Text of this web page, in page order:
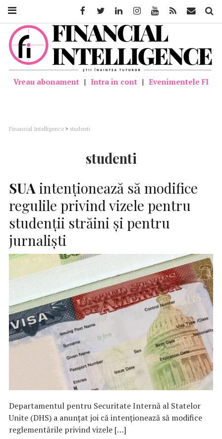
Vreau abonament | Intra in cont | Evenimentele FI
Financial Intelligence > studenti
studenti
SUA intenţionează să modifice
regulile privind vizele pentru
studenţii străini şi pentru
jurnalişti
Departamentul pentru Securitate Internă al Statelor
Unite (DHS) a anunţat joi că intenţionează să modifice
reglementările privind vizele […]
FacebookTwitter LinkedinInstagramYoutube Feed Mail